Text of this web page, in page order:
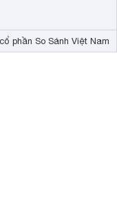
phần So Sánh Việt Nam